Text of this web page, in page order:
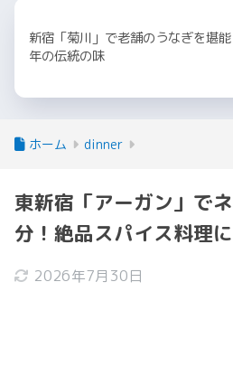
新宿「菊川」で老舗のうなぎを堪
年の伝統の味
ホーム dinner
東新宿「アーガン」で
分！絶品スパイス料理
2026年7月30日